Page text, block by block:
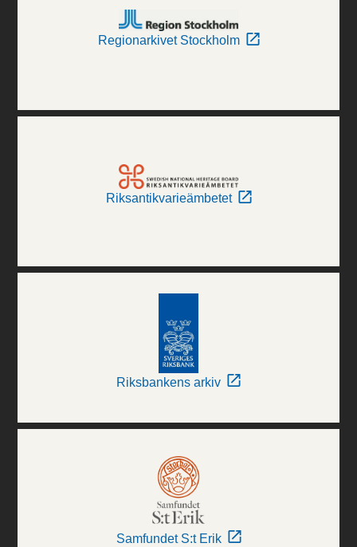
Regionarkivet Stockholm
Riksantikvarieämbetet
Riksbankens arkiv
Samfundet S:t Erik